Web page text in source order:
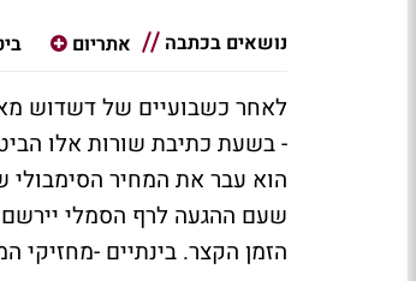
נושאים בכתבה
אתריום
שעם ההגעה לרף הסמלי יירשם
הזמן הקצר. בינתיים -מחזיקי